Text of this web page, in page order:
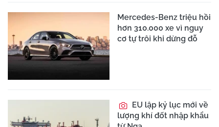
Mercedes-Benz triệu hồi
hơn 310.000 xe vì nguy
cơ tự trôi khi dừng đỗ
EU lập kỷ lục mới về
lượng khí đốt nhập khẩu